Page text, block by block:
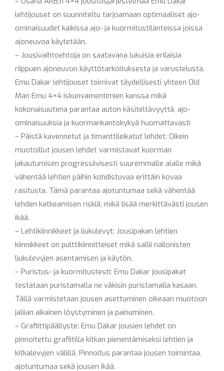
lehtijouset on suunniteltu tarjoamaan optimaaliset ajo-
ominaisuudet kaikissa ajo- ja kuormitustilanteissa joissa
ajoneuvoa käytetään.
– Jousivaihtoehtoja on saatavana lukuisia erilaisia
riippuen ajoneuvon käyttötarkoituksesta ja varustelusta.
Emu Dakar lehtijouset toimivat täydellisesti yhteen Old
Man Emu 4×4 iskunvamentimien kanssa mikä
kokonaisuutena parantaa auton käsiteltävyyttä, ajo-
ominaisuuksia ja kuormankantokykyä huomattavasti
– Päistä kavennetut ja timanttileikatut lehdet: Oikein
muotoillut jousen lehdet varmistavat kuorman
jakautumisen progressiivisesti suuremmalle alalle mikä
vähentää lehtien päihin kohdistuvaa erittäin kovaa
rasitusta. Tämä parantaa ajotuntumaa sekä vähentää
lehden katkeamisen riskiä, mikä lisää merkittävästi jousen
ikää.
– Lehtikiinnikkeet ja liukulevyt: Jousipakan lehtien
kiinnikkeet on pulttikiinnitteiset mikä sallii nailonisten
liukulevyjen asentamisen ja käytön.
– Puristus- ja kuormitustesti: Emu Dakar jousipakat
testataan puristamalla ne väkisin puristamalla kasaan.
Tällä varmistetaan jousen asettuminen oikeaan muotoon
jaliian aikainen löystyminen ja painuminen.
– Grafiittipäällyste: Emu Dakar jousien lehdet on
pinnoitettu grafiitilla kitkan pienentämiseksi lehtien ja
kitkalevyjen välillä. Pinnoitus parantaa jousen toimintaa,
ajotuntumaa sekä jousen ikää.